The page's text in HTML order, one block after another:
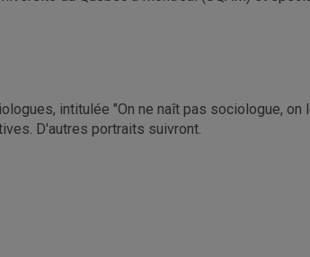
intitulée "On ne naît pas sociologue, on
D'autres portraits suivront.